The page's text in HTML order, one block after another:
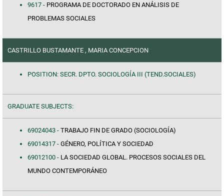
9617 - PROGRAMA DE DOCTORADO EN ANÁLISIS DE
PROBLEMAS SOCIALES
CASTRILLO BUSTAMANTE , MARIA CONCEPCION
POSITION: SECR. DPTO. SOCIOLOGÍA III (TEND.SOCIALES)
GRADUATE SUBJECTS:
69024043 - TRABAJO FIN DE GRADO (SOCIOLOGÍA)
69014317 - GÉNERO, POLÍTICA Y SOCIEDAD
69012100 - LA SOCIEDAD GLOBAL. PROCESOS SOCIALES DEL
MUNDO CONTEMPORÁNEO